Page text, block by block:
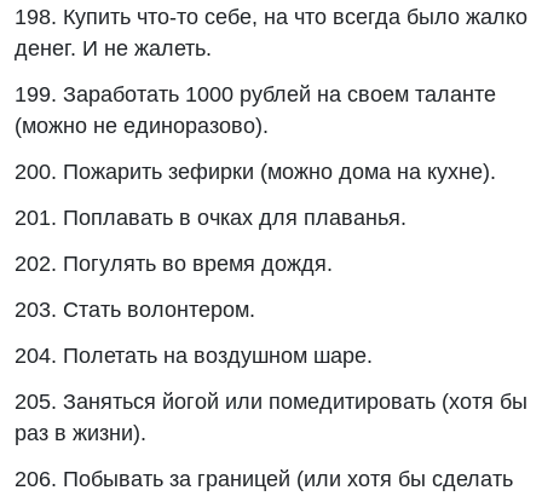
198. Купить что-то себе, на что всегда было жалко
денег. И не жалеть.
199. Заработать 1000 рублей на своем таланте
(можно не единоразово).
200. Пожарить зефирки (можно дома на кухне).
201. Поплавать в очках для плаванья.
202. Погулять во время дождя.
203. Стать волонтером.
204. Полетать на воздушном шаре.
205. Заняться йогой или помедитировать (хотя бы
раз в жизни).
206. Побывать за границей (или хотя бы сделать